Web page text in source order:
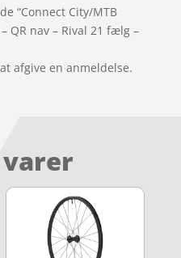
“Connect City/MTB
QR nav – Rival 21 fælg –
afgive en anmeldelse.